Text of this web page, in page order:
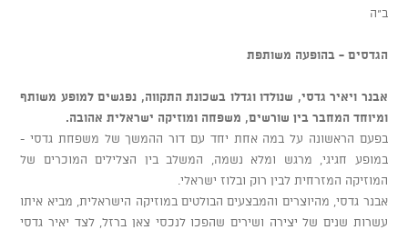
ב"ה
הגדסים - בהופעה משותפת
אבנר ויאיר גדסי, שנולדו וגדלו בשכונת התקווה, נפגשים למופע משותף
ומיוחד המחבר בין שורשים, משפחה ומוזיקה ישראלית אהובה.
בפעם הראשונה על במה אחת יחד עם דור ההמשך של משפחת גדסי -
במופע חגיגי, מרגש ומלא נשמה, המשלב בין הצלילים המוכרים של
המוזיקה המזרחית לבין רוק ובלוז ישראלי.
אבנר גדסי, מהיוצרים והמבצעים הבולטים במוזיקה הישראלית, מביא איתו
עשרות שנים של יצירה ושירים שהפכו לנכסי צאן ברזל, לצד יאיר גדסי